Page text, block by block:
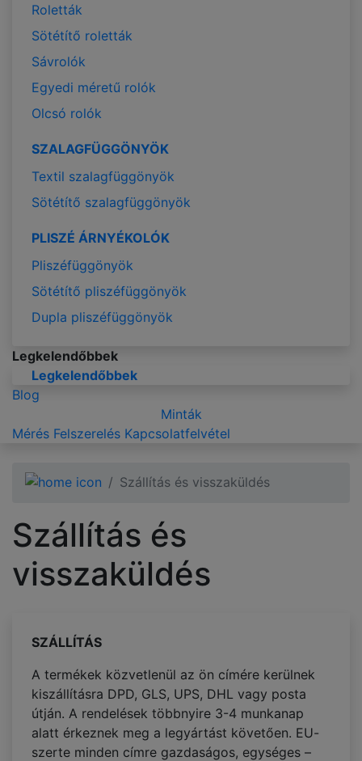
Roletták
Sötétítő roletták
Sávrolók
Egyedi méretű rolók
Olcsó rolók
SZALAGFÜGGÖNYÖK
Textil szalagfüggönyök
Sötétítő szalagfüggönyök
PLISZÉ ÁRNYÉKOLÓK
Pliszéfüggönyök
Sötétítő pliszéfüggönyök
Dupla pliszéfüggönyök
Legkelendőbbek
Legkelendőbbek
Blog
Minták
Mérés Felszerelés Kapcsolatfelvétel
Szállítás és visszaküldés
Szállítás és
visszaküldés
SZÁLLÍTÁS
A termékek közvetlenül az ön címére kerülnek
kiszállításra DPD, GLS, UPS, DHL vagy posta
útján. A rendelések többnyire 3-4 munkanap
alatt érkeznek meg a legyártást követően. EU-
szerte minden címre gazdaságos, egységes –